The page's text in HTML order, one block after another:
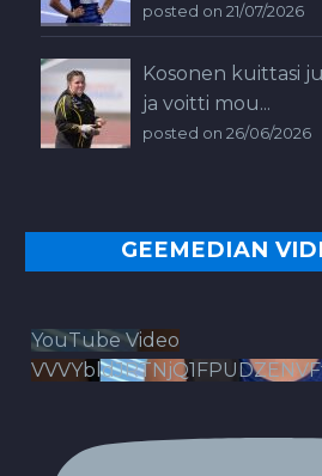
posted on 21/07/2026
Kosonen kuittasi
ja voitti mou...
posted on 26/06/2026
GEEMEDIAN
YouTube Video